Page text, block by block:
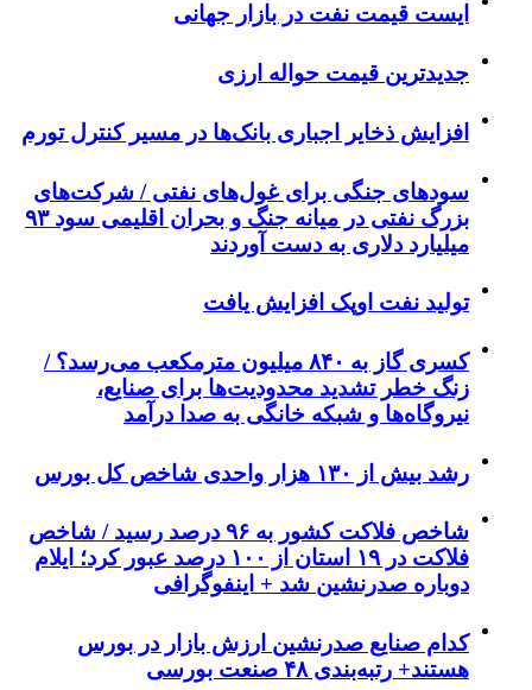
ایست قیمت نفت در بازار جهانی
جدیدترین قیمت حواله ارزی
افزایش ذخایر اجباری بانک‌ها در مسیر کنترل تورم
سودهای جنگی برای غول‌های نفتی / شرکت‌های
بزرگ نفتی در میانه جنگ و بحران اقلیمی سود ۹۳
میلیارد دلاری به دست آوردند
تولید نفت اوپک افزایش یافت
کسری گاز به ۸۴۰ میلیون مترمکعب می‌رسد؟ /
زنگ خطر تشدید محدودیت‌ها برای صنایع،
نیروگاه‌ها و شبکه خانگی به صدا درآمد
رشد بیش از ۱۳۰ هزار واحدی شاخص کل بورس
شاخص فلاکت کشور به ۹۶ درصد رسید / شاخص
فلاکت در ۱۹ استان از ۱۰۰ درصد عبور کرد؛ ایلام
دوباره صدرنشین شد + اینفوگرافی
کدام صنایع صدرنشین‌ ارزش بازار در بورس
هستند+ رتبه‌بندی ۴۸ صنعت بورسی